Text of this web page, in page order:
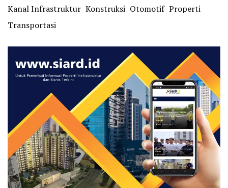
Kanal Infrastruktur Konstruksi Otomotif Properti
Transportasi